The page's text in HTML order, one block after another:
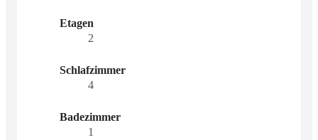
Etagen
2
Schlafzimmer
4
Badezimmer
1